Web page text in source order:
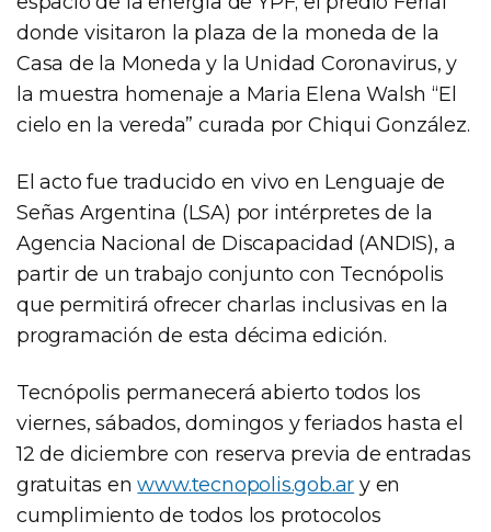
donde visitaron la plaza de la moneda de la
Casa de la Moneda y la Unidad Coronavirus, y
la muestra homenaje a Maria Elena Walsh “El
cielo en la vereda” curada por Chiqui González.
El acto fue traducido en vivo en Lenguaje de
Señas Argentina (LSA) por intérpretes de la
Agencia Nacional de Discapacidad (ANDIS), a
partir de un trabajo conjunto con Tecnópolis
que permitirá ofrecer charlas inclusivas en la
programación de esta décima edición.
Tecnópolis permanecerá abierto todos los
viernes, sábados, domingos y feriados hasta el
12 de diciembre con reserva previa de entradas
gratuitas enwww.tecnopolis.gob.ar y en
cumplimiento de todos los protocolos